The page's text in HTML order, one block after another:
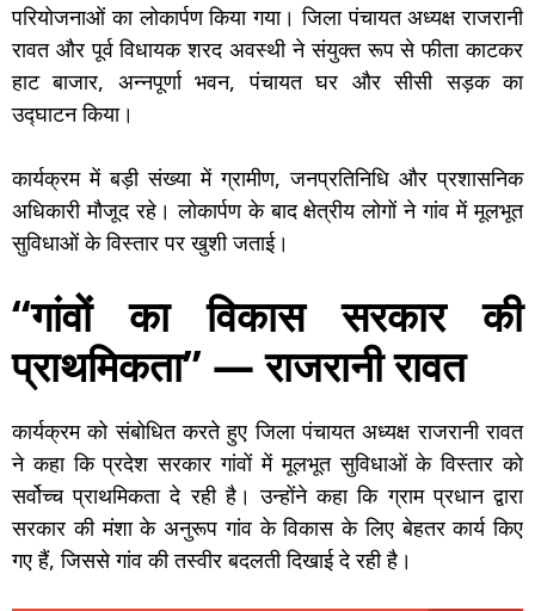
परियोजनाओं का लोकार्पण किया गया। जिला पंचायत अध्यक्ष राजरानी
रावत और पूर्व विधायक शरद अवस्थी ने संयुक्त रूप से फीता काटकर
हाट बाजार, अन्नपूर्णा भवन, पंचायत घर और सीसी सड़क का
उद्घाटन किया।
कार्यक्रम में बड़ी संख्या में ग्रामीण, जनप्रतिनिधि और प्रशासनिक
अधिकारी मौजूद रहे। लोकार्पण के बाद क्षेत्रीय लोगों ने गांव में मूलभूत
सुविधाओं के विस्तार पर खुशी जताई।
“गांवों का विकास सरकार की
प्राथमिकता” — राजरानी रावत
कार्यक्रम को संबोधित करते हुए जिला पंचायत अध्यक्ष राजरानी रावत
ने कहा कि प्रदेश सरकार गांवों में मूलभूत सुविधाओं के विस्तार को
सर्वोच्च प्राथमिकता दे रही है। उन्होंने कहा कि ग्राम प्रधान द्वारा
सरकार की मंशा के अनुरूप गांव के विकास के लिए बेहतर कार्य किए
गए हैं, जिससे गांव की तस्वीर बदलती दिखाई दे रही है।